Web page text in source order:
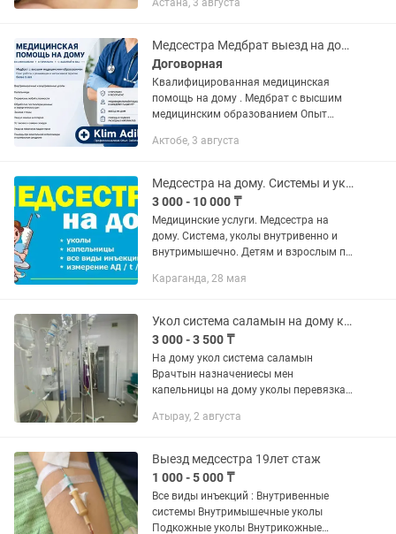
Парабульбарная инъекция ( под глаз)
Астана, 3 августа
Медсестра Медбрат выезд на дом укол система
Договорная
Квалифицированная медицинская
помощь на дому . Медбрат с высшим
медицинским образованием Опыт
терапии — более 9 лет. Оказываю
помощь...
Актобе, 3 августа
Медсестра на дому. Системы и уколы
3 000 - 10 000 ₸
Медицинские услуги. Медсестра на
дому. Система, уколы внутривенно и
внутримышечно. Детям и взрослым по
Z93VBMO1829239 27/07/2022 Выдано
Караганда, 28 мая
Укол система саламын на дому капельницы на дому
3 000 - 3 500 ₸
На дому укол система саламын
Врачтын назначениесы мен
капельницы на дому уколы перевязка
алкогольной интоксикации Номер
Атырау, 2 августа
Выезд медсестра 19лет стаж
1 000 - 5 000 ₸
Все виды инъекций : Внутривенные
системы Внутримышечные уколы
Подкожные уколы Внутрикожные